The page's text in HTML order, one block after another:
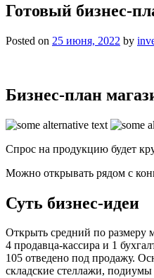
Готовый бизнес-
Posted on 25 июня, 2022 by
Бизнес-план
Спрос на продукцию будет
Можно открывать рядом с
Суть бизнес-идеи
Открыть средний по размеру
4 продавца-кассира и 1
105 отведено под продажу.
складские стеллажи,